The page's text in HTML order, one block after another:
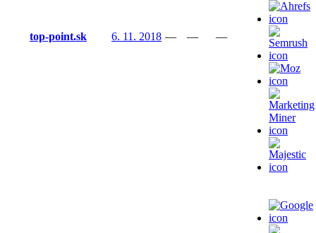
top-point.sk 6. 11. 2018 — — —